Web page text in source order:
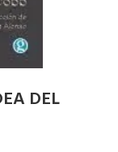
DEL